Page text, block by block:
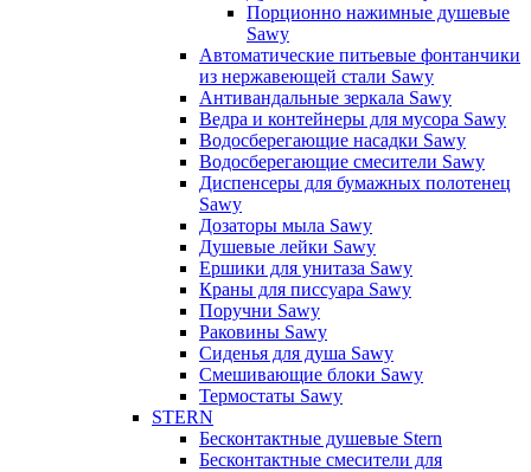
Порционно нажимные душевые
Sawy
Автоматические питьевые фонтанчики
из нержавеющей стали Sawy
Антивандальные зеркала Sawy
Ведра и контейнеры для мусора Sawy
Водосберегающие насадки Sawy
Водосберегающие смесители Sawy
Диспенсеры для бумажных полотенец
Sawy
Дозаторы мыла Sawy
Душевые лейки Sawy
Ершики для унитаза Sawy
Краны для писсуара Sawy
Поручни Sawy
Раковины Sawy
Сиденья для душа Sawy
Смешивающие блоки Sawy
Термостаты Sawy
STERN
Бесконтактные душевые Stern
Бесконтактные смесители для